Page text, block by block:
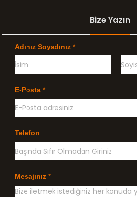
Bize Yazın
Adınız Soyadınız *
c
e
i
l
e
E-Posta *
Telefon
Mesajınız *